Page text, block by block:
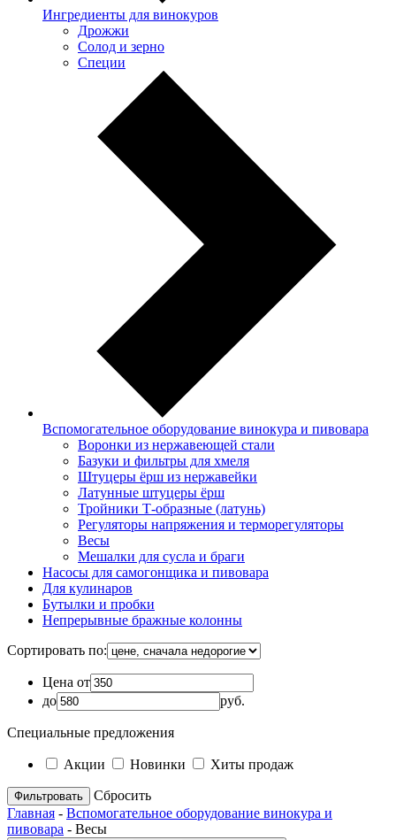
Ингредиенты для винокуров
Дрожжи
Солод и зерно
Специи
Вспомогательное оборудование винокура и пивовара
Воронки из нержавеющей стали
Базуки и фильтры для хмеля
Штуцеры ёрш из нержавейки
Латунные штуцеры ёрш
Тройники Т-образные (латунь)
Регуляторы напряжения и терморегуляторы
Весы
Мешалки для сусла и браги
Насосы для самогонщика и пивовара
Для кулинаров
Бутылки и пробки
Непрерывные бражные колонны
Сортировать по:
Цена от
до
руб.
Специальные предложения
Акции Новинки Хиты продаж
Cбросить
Главная - Вспомогательное оборудование винокура и
пивовара - Весы